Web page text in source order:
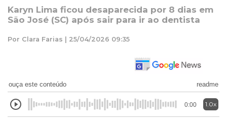
Karyn Lima ficou desaparecida por 8 dias em
São José (SC) após sair para ir ao dentista
Por Clara Farias | 25/04/2026 09:35
ouça este conteúdo readme
0:00 1.0x